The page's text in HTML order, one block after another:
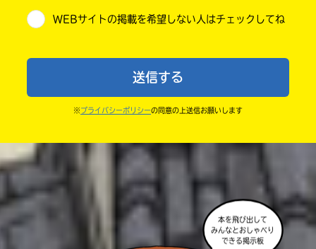
小学6年
中学1年
高校生以上
・送ってからすぐには紹介されないので、待ってて
ならないよう気をつけてね。
・キャンペーン開催中は、投稿した後の画面にバナー
・ポプラ社の宣伝物で紹介させてもらうことがある
・かき終えたら、人を傷つけていたり、個人情報をか
きこんでいたり、字がまちがっていたりしないか、読
WEBサイトの掲載を希望しない人はチェックしてね
送信する
※ プライバシーポリシーの同意の上送信お願いします
本を飛び出して
みんなとおしゃべり
できる掲示板